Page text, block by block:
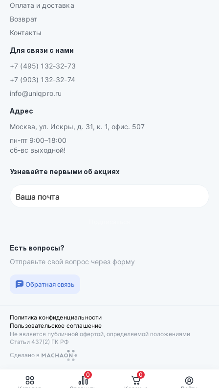
Оплата и доставка
Возврат
Контакты
Для связи с нами
+7 (495) 132-32-73
+7 (903) 132-32-74
info@uniqpro.ru
Адрес
Москва, ул. Искры, д. 31, к. 1, офис. 507
пн-пт 9:00–18:00
сб-вс выходной!
Узнавайте первыми об акциях
Ваша почта
Есть вопросы?
Отправьте свой вопрос через форму
Обратная связь
Политика конфиденциальности
Пользовательское соглашение
Не является публичной офертой, определяемой положениями
Статьи 437(2) ГК РФ
Сделано в
Machaon
0
0